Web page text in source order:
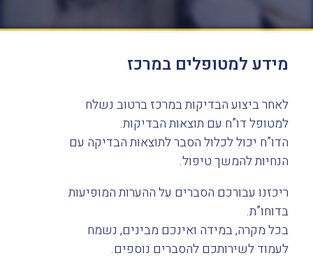
מידע למטופלים במרכז
לאחר ביצוע הבדיקות במרכז ברטוב נשלח
למטופל דו”ח עם תוצאות הבדיקות.
הדו”ח יכול לכלול הסבר לתוצאות הבדיקה עם
הנחיות להמשך טיפול.
ריכזנו עבורכם הסברים על ההערות המופיעות
בדוחו”ת.
בכל מקרה, במידה ואינכם מבינים, נשמח
לעמוד לשירותכם להסברים נוספים.